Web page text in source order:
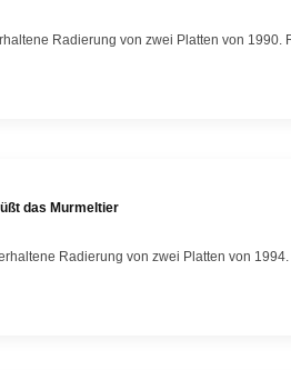
Radierung von zwei Platten von 1990.
das Murmeltier
Radierung von zwei Platten von